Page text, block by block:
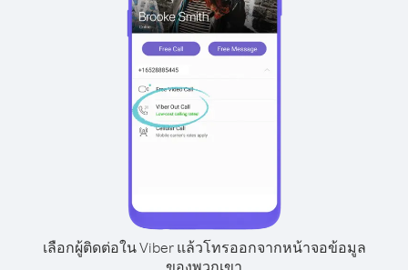
เลือกผู้ติดต่อใน Viber แล้วโทรออกจากหน้าจอข้อมูล
ของพวกเขา